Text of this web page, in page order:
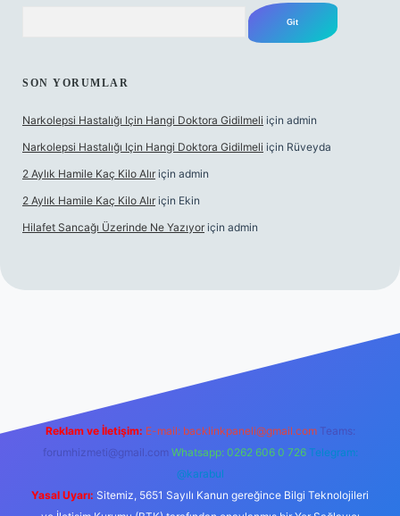
SON YORUMLAR
Narkolepsi Hastalığı Için Hangi Doktora Gidilmeli için admin
Narkolepsi Hastalığı Için Hangi Doktora Gidilmeli için Rüveyda
2 Aylık Hamile Kaç Kilo Alır için admin
2 Aylık Hamile Kaç Kilo Alır için Ekin
Hilafet Sancağı Üzerinde Ne Yazıyor için admin
Reklam ve İletişim: E-mail: backlinkpaneli@gmail.com Teams:
forumhizmeti@gmail.com Whatsapp: 0262 606 0 726 Telegram:
@karabul
Yasal Uyarı: Sitemiz, 5651 Sayılı Kanun gereğince Bilgi Teknolojileri